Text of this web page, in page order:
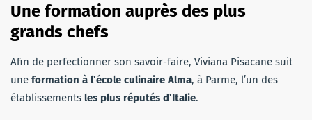
Une formation auprès des plus
grands chefs
Afin de perfectionner son savoir-faire, Viviana Pisacane suit
une formation à l’école culinaire Alma, à Parme, l’un des
établissements les plus réputés d’Italie.